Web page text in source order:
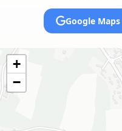
Google Maps
+
−